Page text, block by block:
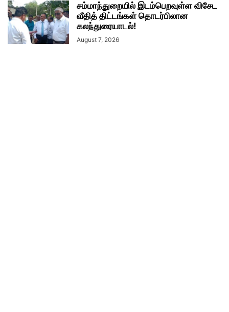
சம்மாந்துறையில் இடம்பெறவுள்ள விசேட
வீதித் திட்டங்கள் தொடர்பிலான
கலந்துரையாடல்!
August 7, 2026